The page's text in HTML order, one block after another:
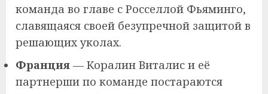
команда во главе с Росселлой Фьяминго,
славящаяся своей безупречной защитой в
решающих уколах.
Франция — Коралин Виталис и её
партнерши по команде постараются